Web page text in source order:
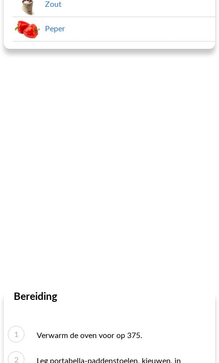
Zout
Peper
Bereiding
Verwarm de oven voor op 375.
Leg portabella-paddenstoelen, kieuwen, in